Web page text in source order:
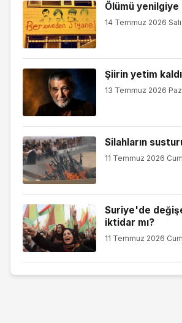
Ölümü
14 Temmuz 2026 Salı
Şiirin yetim
13 Temmuz 2026
Silahların
11 Temmuz 2026
Suriye'de
iktidar mı?
11 Temmuz 2026